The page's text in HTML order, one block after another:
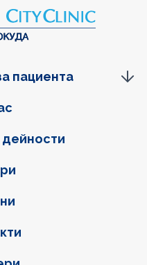
пациента